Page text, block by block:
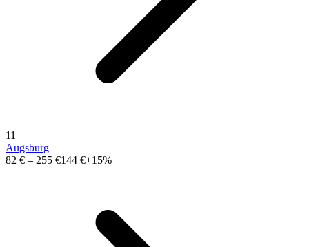
11
Augsburg
82 € – 255 €144 €+15%